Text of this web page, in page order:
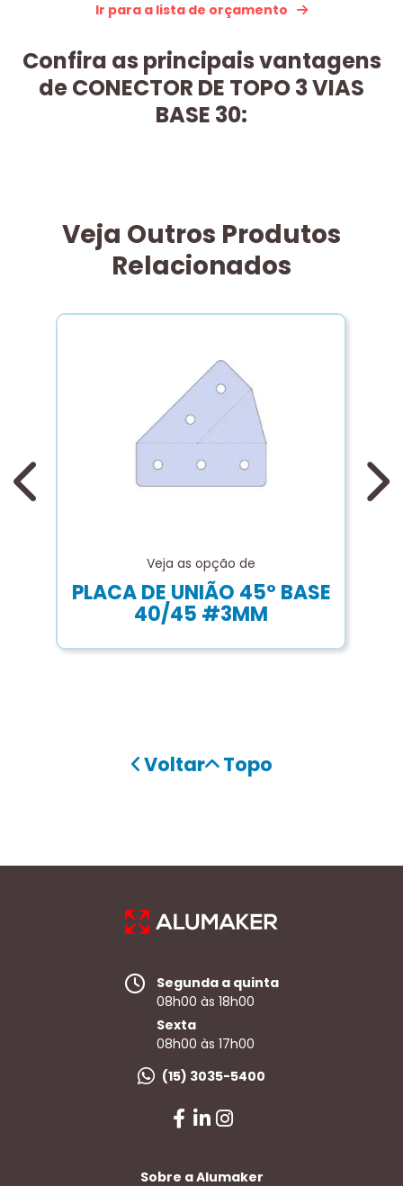
Ir para a lista de orçamento
Confira as principais vantagens
de CONECTOR DE TOPO 3 VIAS
BASE 30:
Veja Outros Produtos
Relacionados
Veja as opção de
PLACA DE UNIÃO 45º BASE
40/45 #3MM
Voltar Topo
Segunda a quinta
08h00 às 18h00
Sexta
08h00 às 17h00
(15) 3035-5400
Sobre a Alumaker